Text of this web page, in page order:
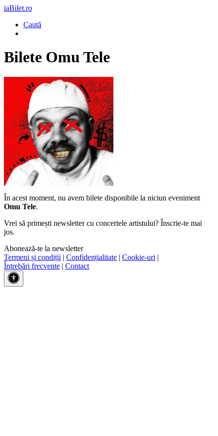
iaBilet.ro
Caută
Bilete Omu Tele
În acest moment, nu avem bilete disponibile la niciun eveniment
Omu Tele.
Vrei să primești newsletter cu concertele artistului? Înscrie-te mai
jos.
Abonează-te la newsletter
Termeni și condiții | Confidențialitate | Cookie-uri |
Întrebări frecvente | Contact